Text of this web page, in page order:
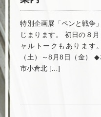
特別企画展「ペンと戦争
じまります。 初日の８
ャルトークもありま
（土）～8月8日（金
市小倉北 […]